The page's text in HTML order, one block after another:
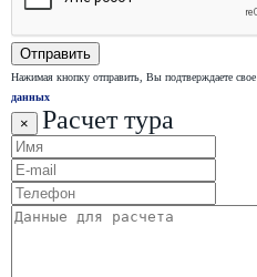
Нажимая кнопку отправить, Вы подтверждаете свое
данных
× Расчет тура